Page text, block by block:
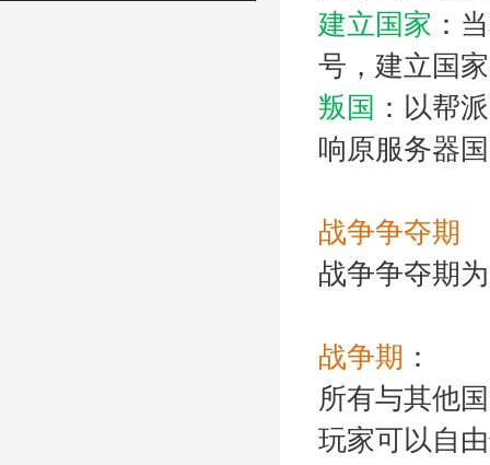
建立国家 ：
号，建立国
叛国 ：以帮
响原服务器
战争争夺期
战争争夺期
战争期 ：
所有与其他
玩家可以自